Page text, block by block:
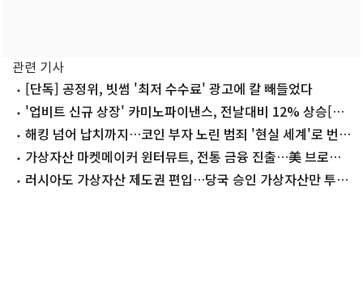
관련 기사
[단독] 공정위, 빗썸 '최저 수수료' 광고에 칼 빼들었다
'업비트 신규 상장' 카미노파이낸스, 전날대비 12% 상승[특
징코인]
해킹 넘어 납치까지…코인 부자 노린 범죄 '현실 세계'로 번졌
다 가상자산 마켓메이커 윈터뮤트, 전통 금융 진출…美 브로커
딜러 등록 완료
러시아도 가상자산 제도권 편입…당국 승인 가상자산만 투자